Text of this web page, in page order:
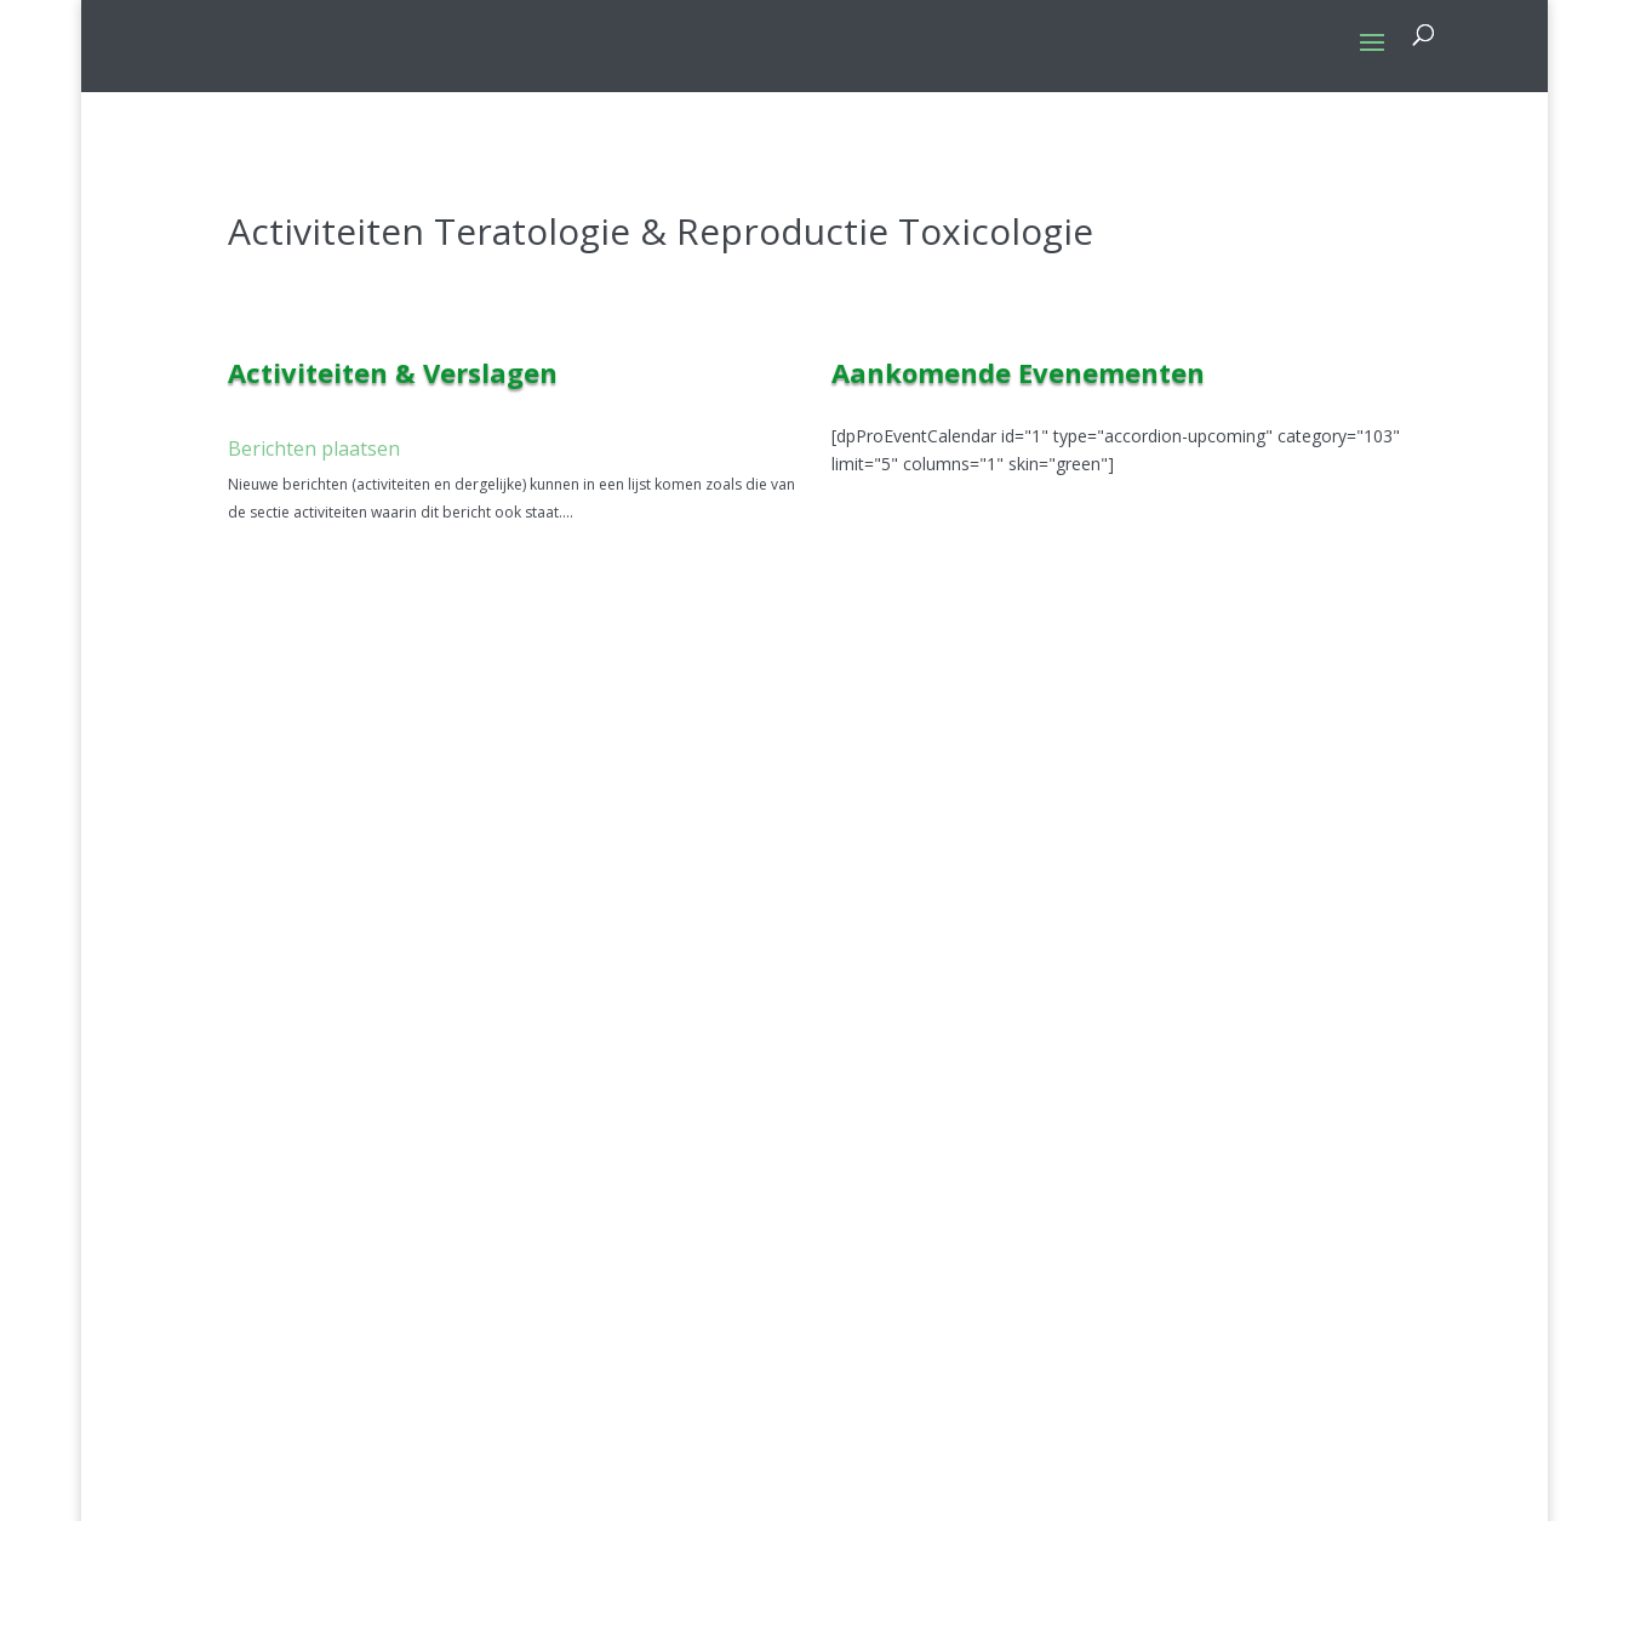
Activiteiten Teratologie & Reproductie Toxicologie
Activiteiten & Verslagen
Berichten plaatsen
Nieuwe berichten (activiteiten en dergelijke) kunnen in een lijst komen zoals die van
de sectie activiteiten waarin dit bericht ook staat....
Aankomende Evenementen
[dpProEventCalendar id="1" type="accordion-upcoming" category="103"
limit="5" columns="1" skin="green"]